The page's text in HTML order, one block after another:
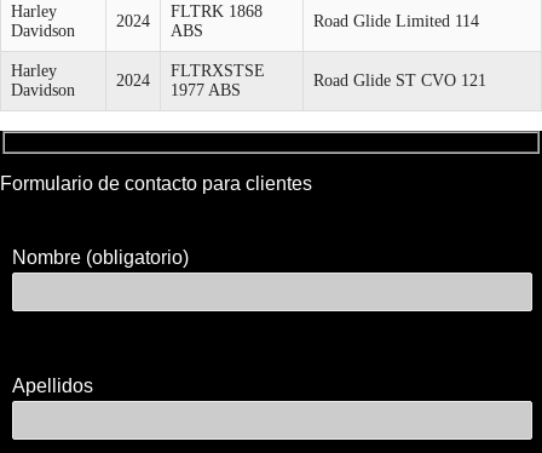
Harley
Davidson
2024
FLTRK 1868
ABS
Road Glide Limited 114
Harley
Davidson
2024
FLTRXSTSE
1977 ABS
Road Glide ST CVO 121
Formulario de contacto para clientes
Nombre (obligatorio)
Apellidos